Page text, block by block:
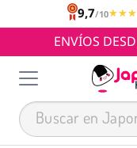
9,7/10
ENVÍOS